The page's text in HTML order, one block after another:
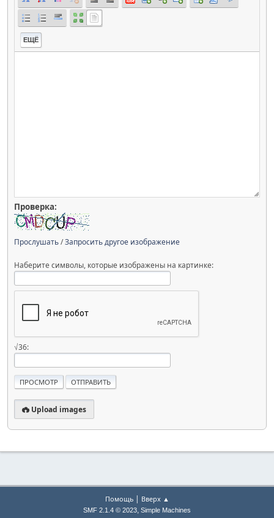
ЕЩЁ
Проверка:
Прослушать/Запросить другое изображение
Наберите символы, которые изображены на картинке:
√36:
Upload images
Помощь| Вверх ▲
SMF 2.1.4 © 2023, Simple Machines